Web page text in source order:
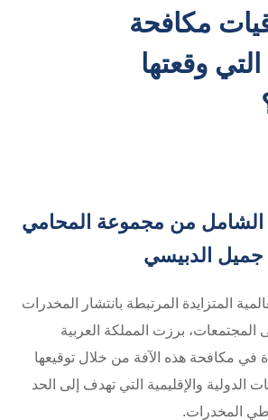
مكافحة
وقعتها
الشامل من مجموعة المحامي
جميل الدبيسي
المتزايدة المرتبطة بانتشار المخدرات
المجتمعات، برزت المملكة العربية
في مكافحة هذه الآفة من خلال توقيعها
الدولية والإقليمية التي تهدف إلى الحد
المخدرات.